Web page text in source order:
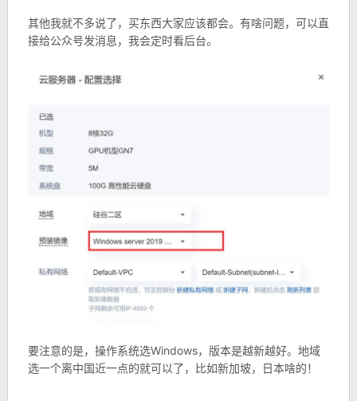
其他我就不多说了，买东西大家应该都会。有啥问题，可以直
接给公众号发消息，我会定时看后台。
要注意的是，操作系统选Windows，版本是越新越好。地域
选一个离中国近一点的就可以了，比如新加坡，日本啥的！